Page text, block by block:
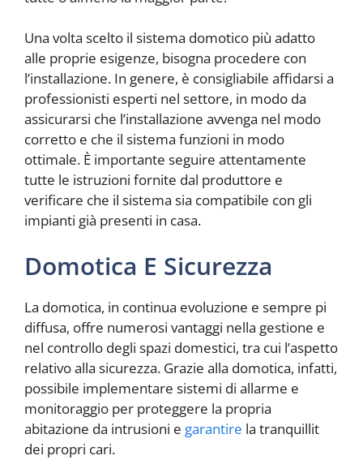
Una volta scelto il sistema domotico più adatto
alle proprie esigenze, bisogna procedere con
l’installazione. In genere, è consigliabile affidarsi a
professionisti esperti nel settore, in modo da
assicurarsi che l’installazione avvenga nel modo
corretto e che il sistema funzioni in modo
ottimale. È importante seguire attentamente
tutte le istruzioni fornite dal produttore e
verificare che il sistema sia compatibile con gli
impianti già presenti in casa.
Domotica E Sicurezza
La domotica, in continua evoluzione e sempre pi
diffusa, offre numerosi vantaggi nella gestione e
nel controllo degli spazi domestici, tra cui l’aspetto
relativo alla sicurezza. Grazie alla domotica, infatti,
possibile implementare sistemi di allarme e
monitoraggio per proteggere la propria
abitazione da intrusioni e garantire la tranquillit
dei propri cari.